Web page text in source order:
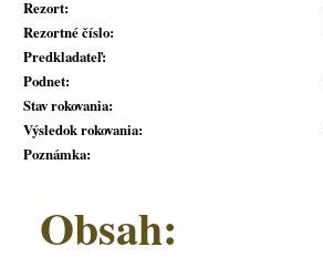
Rezort:
Rezortné číslo:
Predkladateľ:
Podnet:
Stav rokovania:
Výsledok rokovania:
Poznámka:
Obsah: